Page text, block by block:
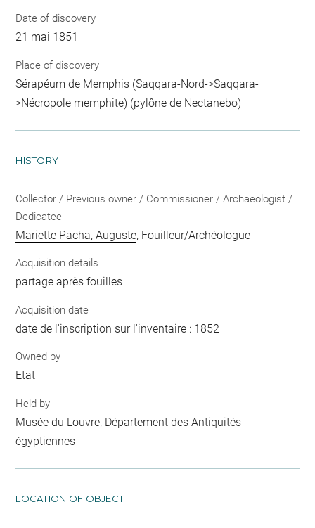
Date of discovery
21 mai 1851
Place of discovery
Sérapéum de Memphis (Saqqara-Nord->Saqqara-
>Nécropole memphite) (pylône de Nectanebo)
HISTORY
Collector / Previous owner / Commissioner / Archaeologist /
Dedicatee
Mariette Pacha, Auguste, Fouilleur/Archéologue
Acquisition details
partage après fouilles
Acquisition date
date de l'inscription sur l'inventaire : 1852
Owned by
Etat
Held by
Musée du Louvre, Département des Antiquités
égyptiennes
LOCATION OF OBJECT